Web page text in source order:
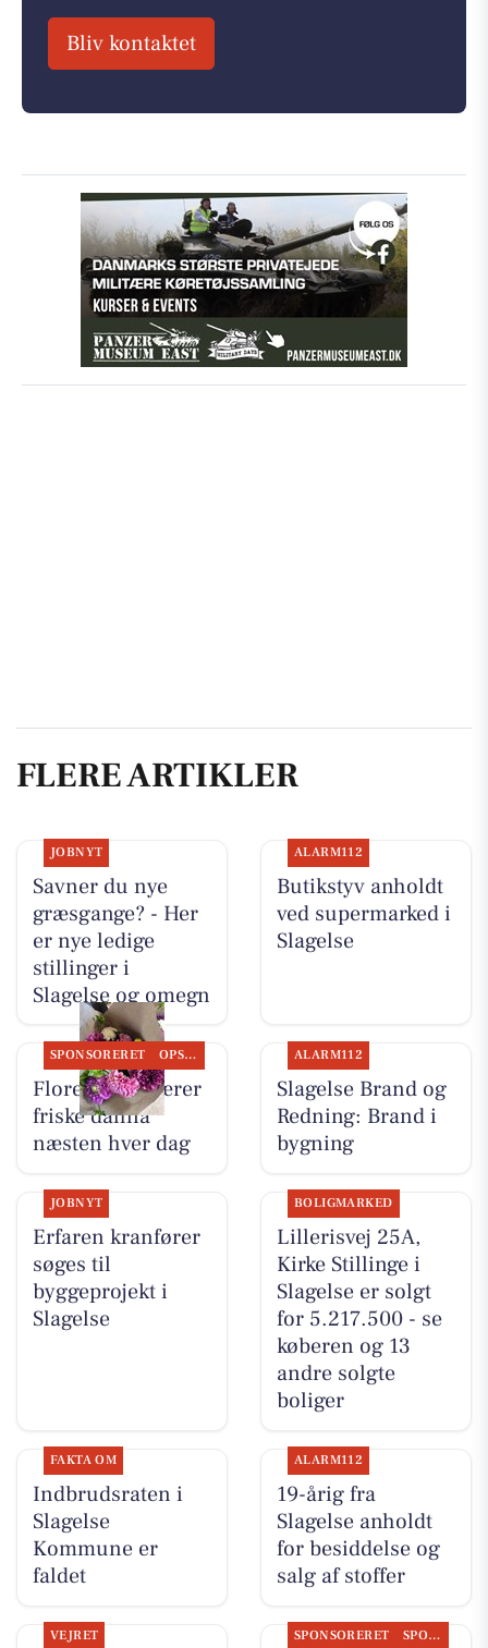
Bliv kontaktet
FLERE ARTIKLER
JOBNYT
Savner du nye
græsgange? - Her
er nye ledige
stillinger i
Slagelse og omegn
ALARM112
Butikstyv anholdt
ved supermarked i
Slagelse
SPONSORERET OPSLAGSTAVLEN
Flore Vida skærer
friske dahlia
næsten hver dag
ALARM112
Slagelse Brand og
Redning: Brand i
bygning
JOBNYT
Erfaren kranfører
søges til
byggeprojekt i
Slagelse
BOLIGMARKED
Lillerisvej 25A,
Kirke Stillinge i
Slagelse er solgt
for 5.217.500 - se
køberen og 13
andre solgte
boliger
FAKTA OM
Indbrudsraten i
Slagelse
Kommune er
faldet
ALARM112
19-årig fra
Slagelse anholdt
for besiddelse og
salg af stoffer
VEJRET SPONSORERET SPONSORERET INDHOLD